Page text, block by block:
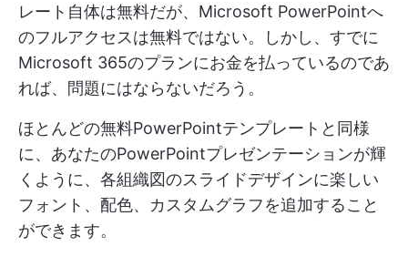
レート自体は無料だが、Microsoft PowerPointへ
のフルアクセスは無料ではない。しかし、すでに
Microsoft 365のプランにお金を払っているのであ
れば、問題にはならないだろう。
ほとんどの無料PowerPointテンプレートと同様
に、あなたのPowerPointプレゼンテーションが輝
くように、各組織図のスライドデザインに楽しい
フォント、配色、カスタムグラフを追加すること
ができます。